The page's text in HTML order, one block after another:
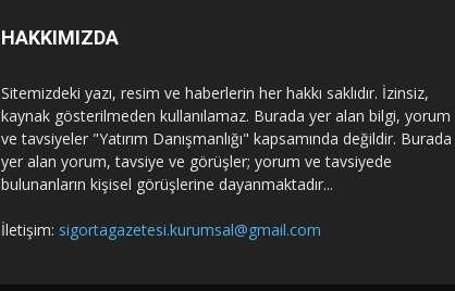
HAKKIMIZDA
Sitemizdeki yazı, resim ve haberlerin her hakkı saklıdır. İzinsiz,
kaynak gösterilmeden kullanılamaz. Burada yer alan bilgi, yorum
ve tavsiyeler "Yatırım Danışmanlığı" kapsamında değildir. Burada
yer alan yorum, tavsiye ve görüşler; yorum ve tavsiyede
bulunanların kişisel görüşlerine dayanmaktadır...
İletişim: sigortagazetesi.kurumsal@gmail.com